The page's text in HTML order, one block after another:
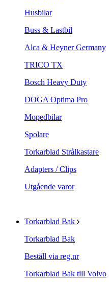
Husbilar
Buss & Lastbil
Alca & Heyner Germany
TRICO TX
Bosch Heavy Duty
DOGA Optima Pro
Mopedbilar
Spolare
Torkarblad Strålkastare
Adapters / Clips
Utgående varor
Torkarblad Bak
Torkarblad Bak
Beställ via reg.nr
Torkarblad Bak till Volvo